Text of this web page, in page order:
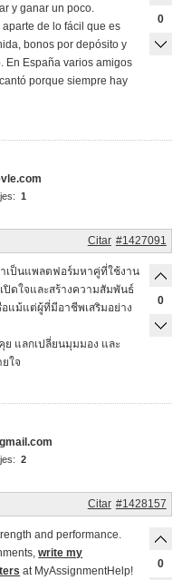
y ganar un poco.
de lo fácil que es
bonos por depósito y
En España varios amigos
porque siempre hay
0
1
#1427091
Citar
เป็นแพลตฟอร์มหาคู่ที่ใช้งาน
ปิดใจและสร้างความสัมพันธ์
แม้แต่ผู้ที่มีอาชีพเสริมอย่าง
ย แลกเปลี่ยนมุมมอง และ
ใจ
0
2
#1428157
Citar
and performance.
write my
at MyAssignmentHelp!
0